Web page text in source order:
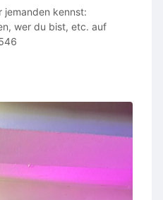
jemanden kennst:
wer du bist, etc. auf